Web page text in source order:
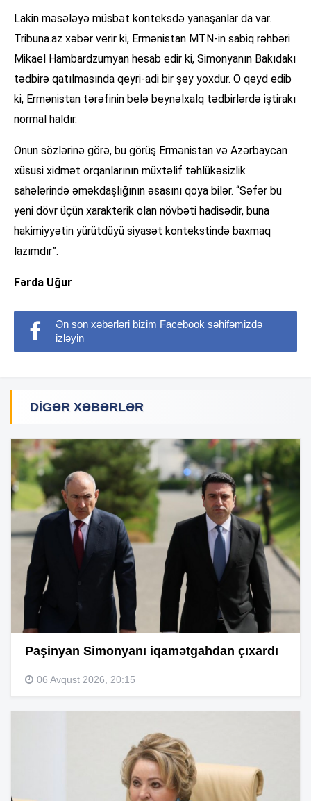
Lakin məsələyə müsbət konteksdə yanaşanlar da var.
Tribuna.az xəbər verir ki, Ermənistan MTN-in sabiq rəhbəri
Mikael Hambardzumyan hesab edir ki, Simonyanın Bakıdakı
tədbirə qatılmasında qeyri-adi bir şey yoxdur. O qeyd edib
ki, Ermənistan tərəfinin belə beynəlxalq tədbirlərdə iştirakı
normal haldır.
Onun sözlərinə görə, bu görüş Ermənistan və Azərbaycan
xüsusi xidmət orqanlarının müxtəlif təhlükəsizlik
sahələrində əməkdaşlığının əsasını qoya bilər. “Səfər bu
yeni dövr üçün xarakterik olan növbəti hadisədir, buna
hakimiyyətin yürütdüyü siyasət kontekstində baxmaq
lazımdır”.
Fərda Uğur
Ən son xəbərləri bizim Facebook səhifəmizdə
izləyin
DIGƏR XƏBƏRLƏR
Paşinyan Simonyanı iqamətgahdan çıxardı
06 Avqust 2026, 20:15